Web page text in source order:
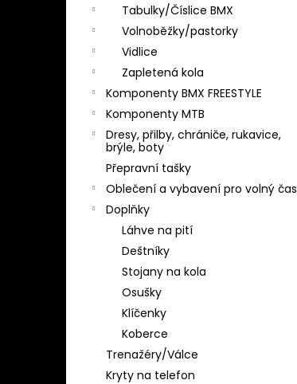
Tabulky/Číslice BMX
Volnoběžky/pastorky
Vidlice
Zapletená kola
Komponenty BMX FREESTYLE
Komponenty MTB
Dresy, přilby, chrániče, rukavice,
brýle, boty
Přepravní tašky
Oblečení a vybavení pro volný čas
Doplňky
Láhve na pití
Deštníky
Stojany na kola
Osušky
Klíčenky
Koberce
Trenažéry/Válce
Kryty na telefon